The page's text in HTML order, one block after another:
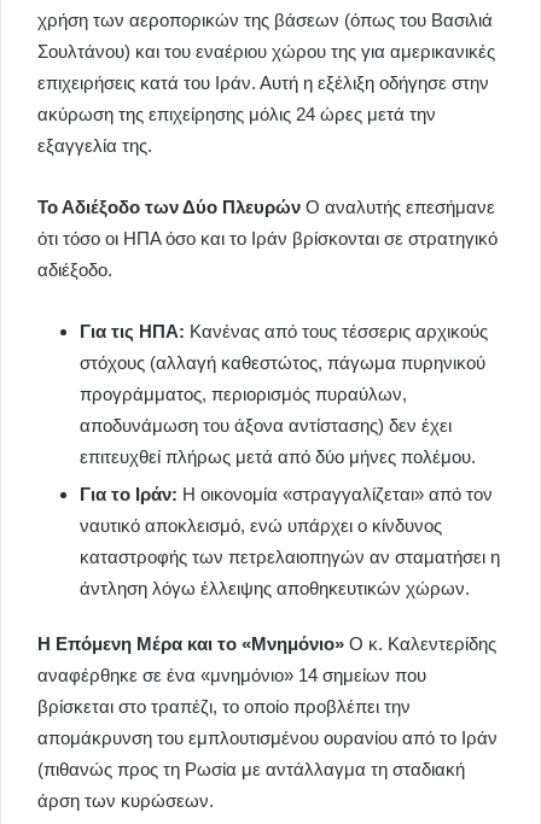
χρήση των αεροπορικών της βάσεων (όπως του Βασιλιά
Σουλτάνου) και του εναέριου χώρου της για αμερικανικές
επιχειρήσεις κατά του Ιράν. Αυτή η εξέλιξη οδήγησε στην
ακύρωση της επιχείρησης μόλις 24 ώρες μετά την
εξαγγελία της.
Το Αδιέξοδο των Δύο Πλευρών Ο αναλυτής επεσήμανε
ότι τόσο οι ΗΠΑ όσο και το Ιράν βρίσκονται σε στρατηγικό
αδιέξοδο.
Για τις ΗΠΑ: Κανένας από τους τέσσερις αρχικούς
στόχους (αλλαγή καθεστώτος, πάγωμα πυρηνικού
προγράμματος, περιορισμός πυραύλων,
αποδυνάμωση του άξονα αντίστασης) δεν έχει
επιτευχθεί πλήρως μετά από δύο μήνες πολέμου.
Για το Ιράν: Η οικονομία «στραγγαλίζεται» από τον
ναυτικό αποκλεισμό, ενώ υπάρχει ο κίνδυνος
καταστροφής των πετρελαιοπηγών αν σταματήσει η
άντληση λόγω έλλειψης αποθηκευτικών χώρων.
Η Επόμενη Μέρα και το «Μνημόνιο» Ο κ. Καλεντερίδης
αναφέρθηκε σε ένα «μνημόνιο» 14 σημείων που
βρίσκεται στο τραπέζι, το οποίο προβλέπει την
απομάκρυνση του εμπλουτισμένου ουρανίου από το Ιράν
(πιθανώς προς τη Ρωσία με αντάλλαγμα τη σταδιακή
άρση των κυρώσεων.